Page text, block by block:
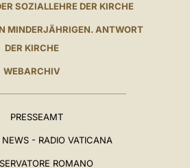
SOZIALLEHRE DER KIRCHE
MINDERJÄHRIGEN. ANTWORT
DER KIRCHE
WEBARCHIV
PRESSEAMT
- RADIO VATICANA
ROMANO